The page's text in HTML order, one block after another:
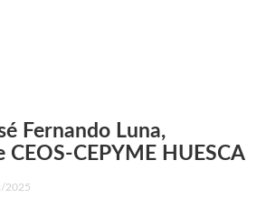
Fernando Luna,
CEOS-CEPYME HUESCA
2025